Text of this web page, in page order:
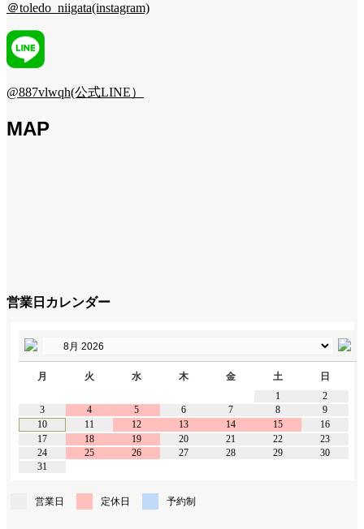
＠toledo_niigata(instagram)
@887vlwqh(公式LINE）
MAP
営業日カレンダー
月 火 水 木 金 土
日
1
2
3
4 5 6 7 8
9
10
11 12 13 14 15
16
17
18 19 20 21 22
23
24
25 26 27 28 29
30
31
営業日 定休日 予約制